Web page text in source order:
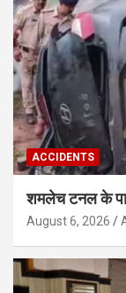
ACCIDENTS
शमलेच टनल के
August 6, 2026